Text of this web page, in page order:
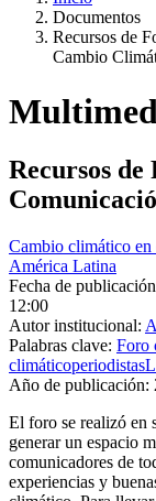
Documentos
Recursos de
Cambio
Recursos
Cambio climático en
América Latina
Fecha de
12:00
Autor institucional:
Palabras clave: Foro
climáticoperiodistas
Año de publicación:
El foro se realizó en
generar un espacio
comunicadores de
experiencias y